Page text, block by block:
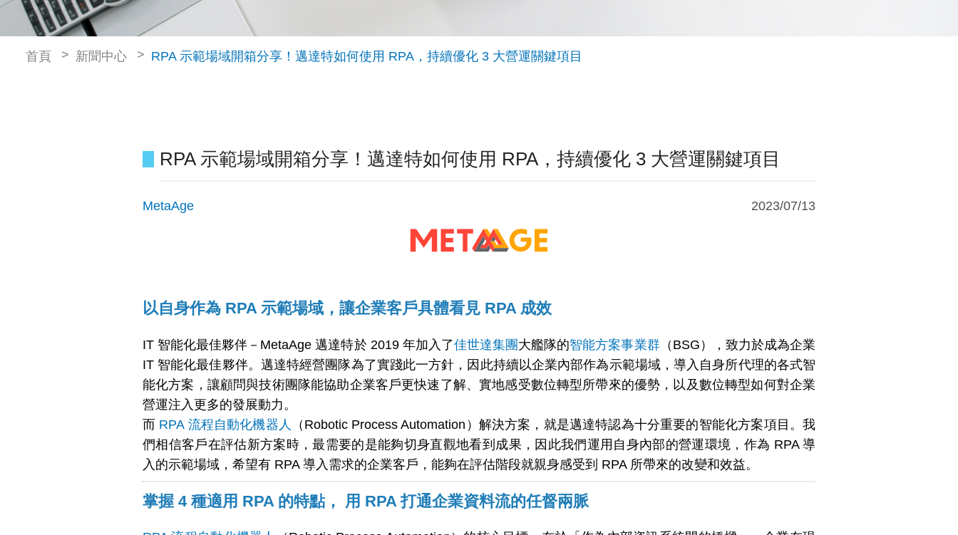
首頁 新聞中心 RPA 示範場域開箱分享！邁達特如何使用 RPA，持續優化 3 大營運關鍵項目
RPA 示範場域開箱分享！邁達特如何使用 RPA，持續優化 3 大營運關鍵項目
MetaAge 2023/07/13
以自身作為 RPA 示範場域，讓企業客戶具體看見 RPA 成效
IT 智能化最佳夥伴－MetaAge 邁達特於 2019 年加入了佳世達集團大艦隊的智能方案事業群（BSG），致力於成為企業
IT 智能化最佳夥伴。邁達特經營團隊為了實踐此一方針，因此持續以企業內部作為示範場域，導入自身所代理的各式智
能化方案，讓顧問與技術團隊能協助企業客戶更快速了解、實地感受數位轉型所帶來的優勢，以及數位轉型如何對企業
營運注入更多的發展動力。
而 RPA 流程自動化機器人
（Robotic Process Automation）解決方案，就是邁達特認為十分重要的智能化方案項目。我
們相信客戶在評估新方案時，最需要的是能夠切身直觀地看到成果，因此我們運用自身內部的營運環境，作為 RPA 導
入的示範場域，希望有 RPA 導入需求的企業客戶，能夠在評估階段就親身感受到 RPA 所帶來的改變和效益。
掌握 4 種適用 RPA 的特點， 用 RPA 打通企業資料流的任督兩脈